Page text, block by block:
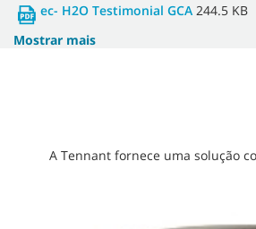
ec- H2O Testimonial GCA 244.5 KB
Mostrar mais
A Tennant fornece uma solução